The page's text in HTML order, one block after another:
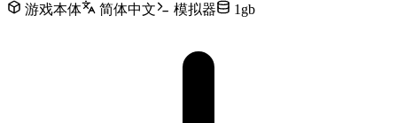
游戏本体 简体中文 模拟器 1gb